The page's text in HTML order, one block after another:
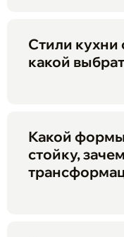
Стили кухни
какой
Какой
стойку,